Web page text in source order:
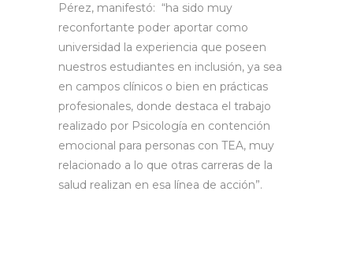
Pérez, manifestó: “ha sido muy
reconfortante poder aportar como
universidad la experiencia que poseen
nuestros estudiantes en inclusión, ya sea
en campos clínicos o bien en prácticas
profesionales, donde destaca el trabajo
realizado por Psicología en contención
emocional para personas con TEA, muy
relacionado a lo que otras carreras de la
salud realizan en esa línea de acción”.